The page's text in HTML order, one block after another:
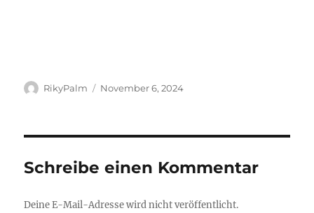
Autor
RikyPalm
Veröffentlicht
November 6, 2024
Schreibe einen Kommentar
Deine E-Mail-Adresse wird nicht veröffentlicht.